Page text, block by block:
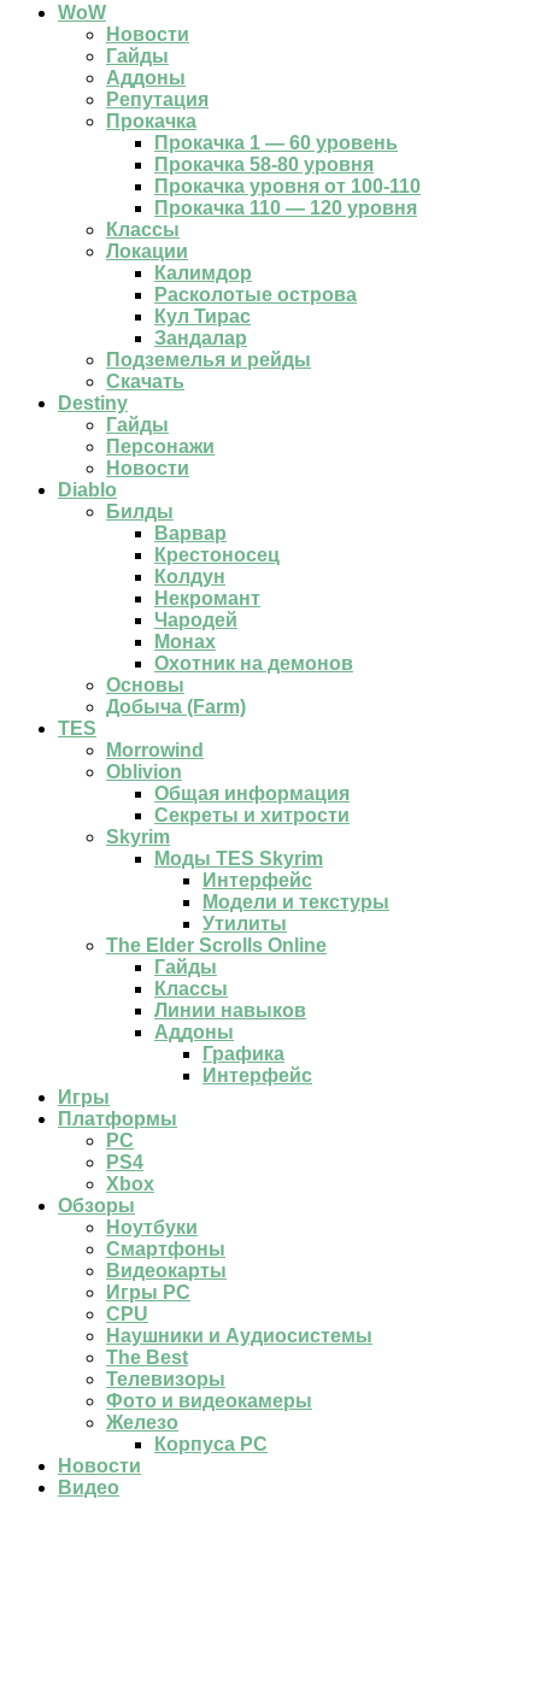
WoW
Новости
Гайды
Аддоны
Репутация
Прокачка
Прокачка 1 — 60 уровень
Прокачка 58-80 уровня
Прокачка уровня от 100-110
Прокачка 110 — 120 уровня
Классы
Локации
Калимдор
Расколотые острова
Кул Тирас
Зандалар
Подземелья и рейды
Скачать
Destiny
Гайды
Персонажи
Новости
Diablo
Билды
Варвар
Крестоносец
Колдун
Некромант
Чародей
Монах
Охотник на демонов
Основы
Добыча (Farm)
TES
Morrowind
Oblivion
Общая информация
Секреты и хитрости
Skyrim
Моды TES Skyrim
Интерфейс
Модели и текстуры
Утилиты
The Elder Scrolls Online
Гайды
Классы
Линии навыков
Аддоны
Графика
Интерфейс
Игры
Платформы
PC
PS4
Xbox
Обзоры
Ноутбуки
Смартфоны
Видеокарты
Игры PC
CPU
Наушники и Аудиосистемы
The Best
Телевизоры
Фото и видеокамеры
Железо
Корпуса PC
Новости
Видео